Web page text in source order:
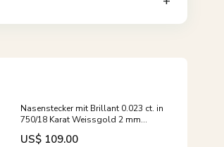
Nasenstecker mit Brillant 0.023 ct. in
750/18 Karat Weissgold 2 mm
Collier
US$ 109.00